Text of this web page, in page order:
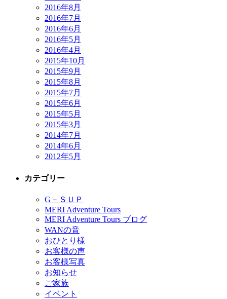
2016年8月
2016年7月
2016年6月
2016年5月
2016年4月
2015年10月
2015年9月
2015年8月
2015年7月
2015年6月
2015年5月
2015年3月
2014年7月
2014年6月
2012年5月
カテゴリー
G－ＳＵＰ
MERI Adventure Tours
MERI Adventure Tours ブログ
WANの音
おひとり様
お客様の声
お客様写真
お知らせ
ご家族
イベント